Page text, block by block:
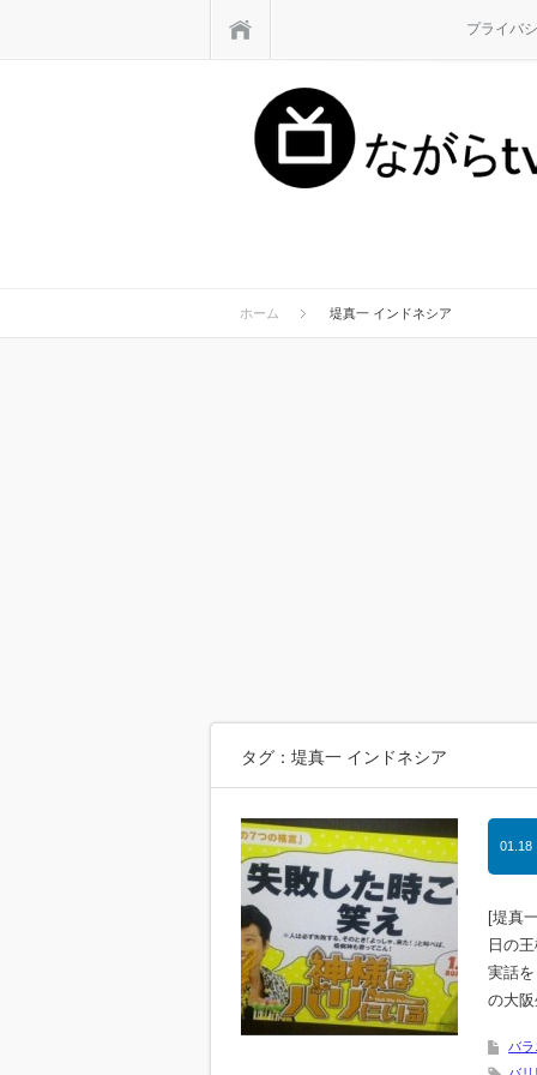
プライバ
ホーム 堤真一 インドネシア
タグ：堤真一 インドネシア
01.18
[堤真
日の
実話
の大
バラ